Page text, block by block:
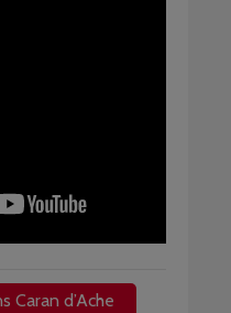
Caran d’Ache